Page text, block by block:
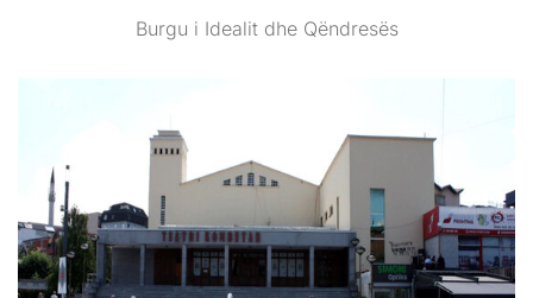
Burgu i Idealit dhe Qëndresës